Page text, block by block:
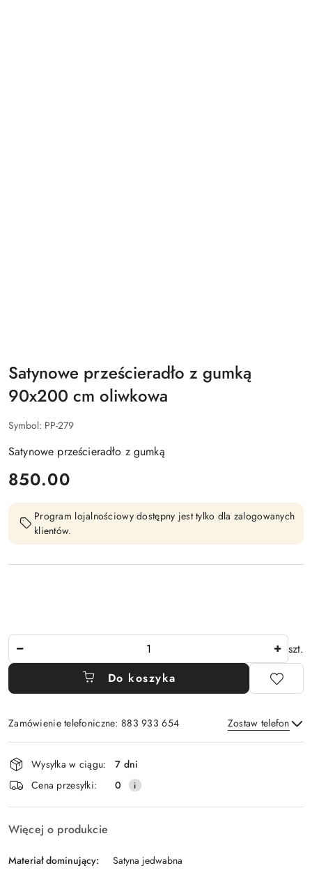
Satynowe prześcieradło z gumką
90x200 cm oliwkowa
Symbol: PP-279
Satynowe prześcieradło z gumką
cena:
850.00
Program lojalnościowy dostępny jest tylko dla zalogowanych
klientów.
szt.
Do koszyka
Zamówienie telefoniczne: 883 933 654 Zostaw telefon
Wyślij
Dostępność
i
dostawa
Wysyłka w ciągu:
7 dni
Cena przesyłki:
0
Więcej o produkcie
Materiał dominujący:
Satyna jedwabna